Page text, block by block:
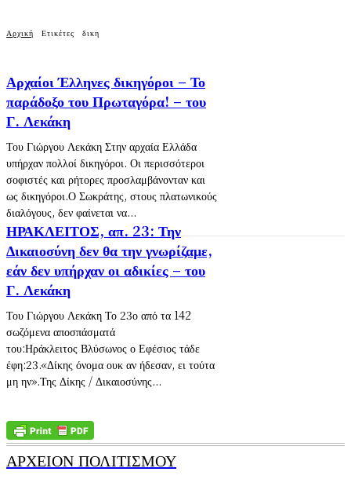
Αρχαίοι Έλληνες δικηγόροι – Το
παράδοξο του Πρωταγόρα! – του
Γ. Λεκάκη
Του Γιώργου Λεκάκη Στην αρχαία Ελλάδα
υπήρχαν πολλοί δικηγόροι. Οι περισσότεροι
σοφιστές και ρήτορες προσλαμβάνονταν και
ως δικηγόροι.Ο Σωκράτης, στους πλατωνικούς
διαλόγους, δεν φαίνεται να...
ΗΡΑΚΛΕΙΤΟΣ, απ. 23: Την
Δικαιοσύνη δεν θα την γνωρίζαμε,
εάν δεν υπήρχαν οι αδικίες – του
Γ. Λεκάκη
Του Γιώργου Λεκάκη Το 23ο από τα 142
σωζόμενα αποσπάσματά
του:Ηράκλειτος Βλύσωνος ο Εφέσιος τάδε
έφη:23.«Δίκης όνομα ουκ αν ήδεσαν, ει τούτα
μη ην».Της Δίκης / Δικαιοσύνης...
Αρχική Ετικέτες δικη
ΑΡΧΕΙΟΝ ΠΟΛΙΤΙΣΜΟΥ